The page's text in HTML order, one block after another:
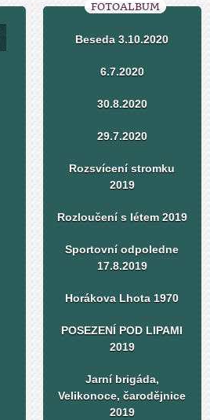
FOTOALBUM
Beseda 3.10.2020
6.7.2020
30.8.2020
29.7.2020
Rozsvícení stromku
2019
Rozloučení s létem 2019
Sportovní odpoledne
17.8.2019
Horákova Lhota 1970
POSEZENÍ POD LIPAMI
2019
Jarní brigáda,
Velikonoce, čarodějnice
2019